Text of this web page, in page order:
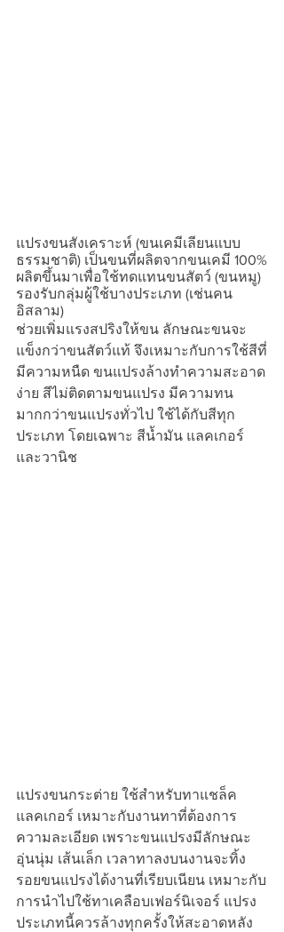
แปรงขนสังเคราะห์ (ขนเคมีเลียนแบบ
ธรรมชาติ) เป็นขนที่ผลิตจากขนเคมี 100%
ผลิตขึ้นมาเพื่อใช้ทดแทนขนสัตว์ (ขนหมู)
รองรับกลุ่มผู้ใช้บางประเภท (เช่นคน
อิสลาม)
ช่วยเพิ่มแรงสปริงให้ขน ลักษณะขนจะ
แข็งกว่าขนสัตว์แท้ จึงเหมาะกับการใช้สีที่
มีความหนืด ขนแปรงล้างทำความสะอาด
ง่าย สีไม่ติดตามขนแปรง มีความทน
มากกว่าขนแปรงทั่วไป ใช้ได้กับสีทุก
ประเภท โดยเฉพาะ สีน้ำมัน แลคเกอร์
และวานิช
แปรงขนกระต่าย ใช้สำหรับทาแชล็ค
แลคเกอร์ เหมาะกับงานทาที่ต้องการ
ความละเอียด เพราะขนแปรงมีลักษณะ
อุ่นนุ่ม เส้นเล็ก เวลาทาลงบนงานจะทิ้ง
รอยขนแปรงได้งานที่เรียบเนียน เหมาะกับ
การนำไปใช้ทาเคลือบเฟอร์นิเจอร์ แปรง
ประเภทนี้ควรล้างทุกครั้งให้สะอาดหลัง